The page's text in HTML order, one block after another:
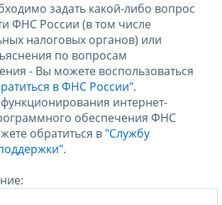
задать какой-либо вопрос
ФНС России (в том числе
налоговых органов) или
по вопросам
- Вы можете воспользоваться
в ФНС России".
интернет-
обеспечения ФНС
обратиться в "Службу